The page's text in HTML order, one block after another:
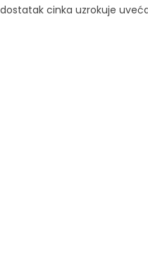
cinka uzrokuje